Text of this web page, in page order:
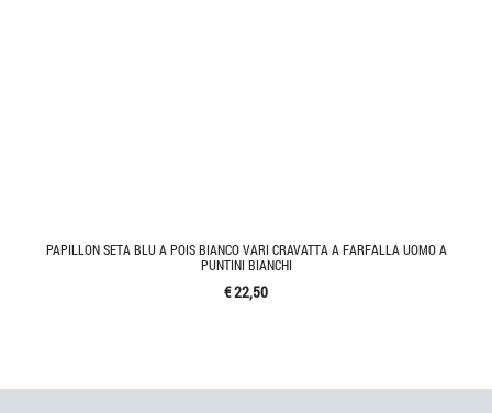
PAPILLON SETA BLU A POIS BIANCO VARI CRAVATTA A FARFALLA UOMO A
PUNTINI BIANCHI
€ 22,50